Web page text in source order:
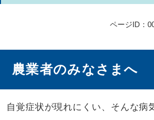
ページID：
農業者のみなさまへ
自覚症状が現れにくい、そんな病